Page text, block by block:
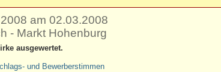
am 02.03.2008
- Markt Hohenburg
ausgewertet.
und Bewerberstimmen